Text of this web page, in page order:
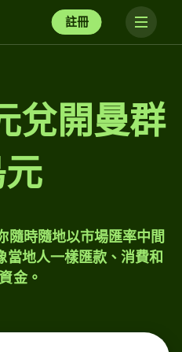
註冊
兌開曼群
時隨地以市場匯率中間
地人一樣匯款、消費和
金。